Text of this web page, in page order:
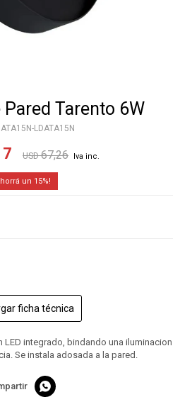
Tarento 6W
LDATA15N
USD 67,26
15
ficha técnica
LED integrado, bindando una iluminacion
Se instala adosada a la pared.
